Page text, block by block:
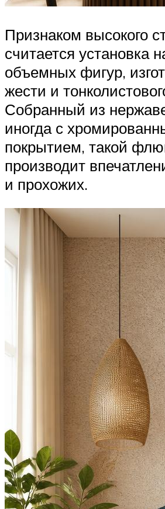
Признаком высокого
считается установка
объемных фигур,
жести и
Собранный из
иногда с
покрытием, такой
производит
и прохожих.